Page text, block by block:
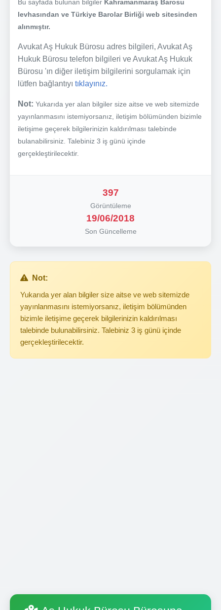
Bu sayfada bulunan bilgiler Kahramanmaraş Barosu
levhasından ve Türkiye Barolar Birliği web sitesinden
alınmıştır.
Avukat Aş Hukuk Bürosu adres bilgileri, Avukat Aş
Hukuk Bürosu telefon bilgileri ve Avukat Aş Hukuk
Bürosu 'ın diğer iletişim bilgilerini sorgulamak için
lütfen bağlantıyı tıklayınız.
Not: Yukarıda yer alan bilgiler size aitse ve web sitemizde
yayınlanmasını istemiyorsanız, iletişim bölümünden bizimle
iletişime geçerek bilgilerinizin kaldırılması talebinde
bulanabilirsiniz. Talebiniz 3 iş günü içinde
gerçekleştirilecektir.
397
Görüntüleme
19/06/2018
Son Güncelleme
Not:
Yukarıda yer alan bilgiler size aitse ve web sitemizde
yayınlanmasını istemiyorsanız, iletişim bölümünden
bizimle iletişime geçerek bilgilerinizin kaldırılması
talebinde bulunabilirsiniz. Talebiniz 3 iş günü içinde
gerçekleştirilecektir.